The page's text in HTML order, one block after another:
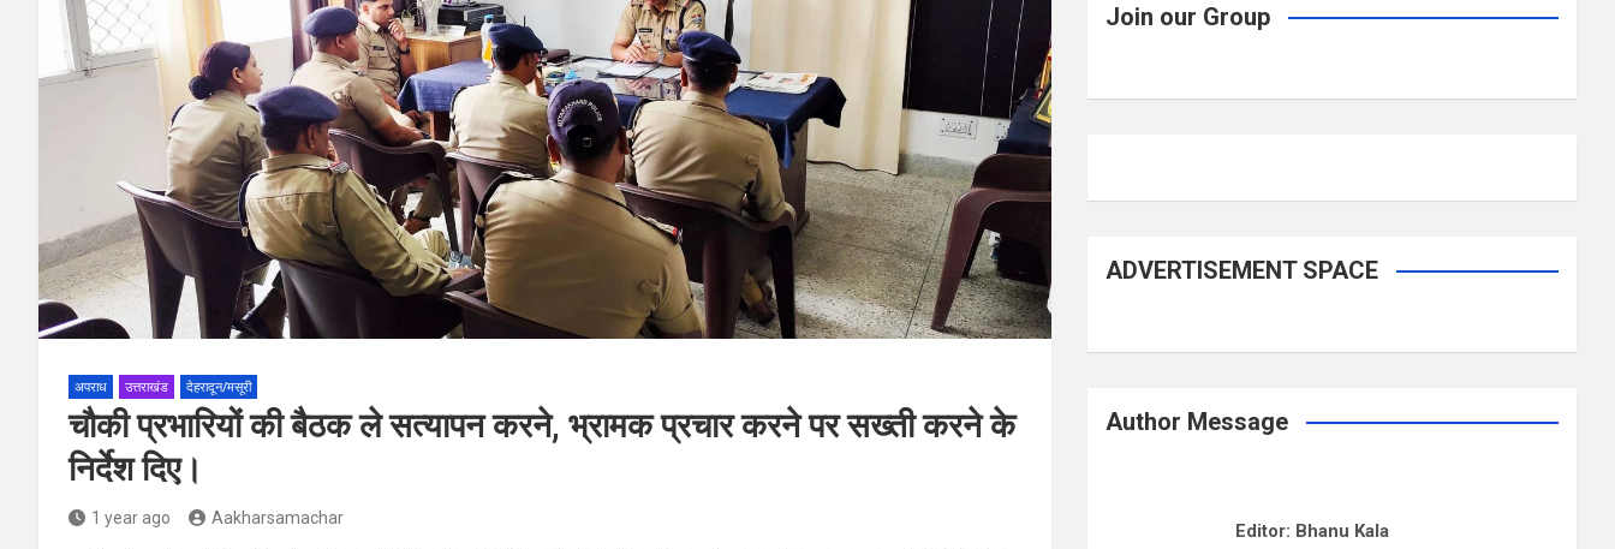
अपराध उत्तराखंड देहरादून/मसूरी
चौकी प्रभारियों की बैठक ले सत्यापन करने, भ्रामक प्रचार करने पर सख्ती करने के
निर्देश दिए।
1 year ago Aakharsamachar
Join our Group
ADVERTISEMENT SPACE
Author Message
Editor: Bhanu Kala